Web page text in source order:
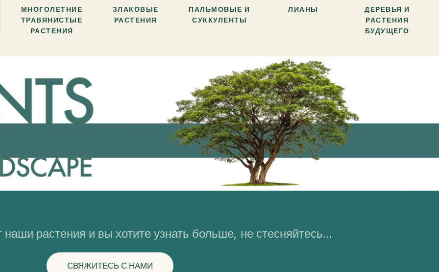
МНОГОЛЕТНИЕ
ТРАВЯНИСТЫЕ
РАСТЕНИЯ
ЗЛАКОВЫЕ
РАСТЕНИЯ
ПАЛЬМОВЫЕ И
СУККУЛЕНТЫ
ЛИАНЫ
ДЕРЕВЬЯ И
РАСТЕНИЯ
БУДУЩЕГО
растения и вы хотите узнать больше, не стесняйтесь…
СВЯЖИТЕСЬ С НАМИ